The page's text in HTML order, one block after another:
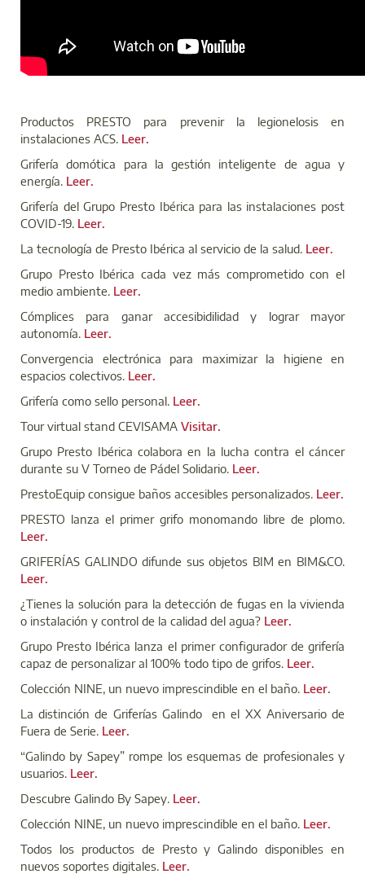
Productos PRESTO para prevenir la legionelosis en
instalaciones ACS. Leer.
Grifería domótica para la gestión inteligente de agua y
energía. Leer.
Grifería del Grupo Presto Ibérica para las instalaciones post
COVID-19. Leer.
La tecnología de Presto Ibérica al servicio de la salud. Leer.
Grupo Presto Ibérica cada vez más comprometido con el
medio ambiente. Leer.
Cómplices para ganar accesibidilidad y lograr mayor
autonomía. Leer.
Convergencia electrónica para maximizar la higiene en
espacios colectivos. Leer.
Grifería como sello personal. Leer.
Tour virtual stand CEVISAMA Visitar.
Grupo Presto Ibérica colabora en la lucha contra el cáncer
durante su V Torneo de Pádel Solidario. Leer.
PrestoEquip consigue baños accesibles personalizados. Leer.
PRESTO lanza el primer grifo monomando libre de plomo.
Leer.
GRIFERÍAS GALINDO difunde sus objetos BIM en BIM&CO.
Leer.
¿Tienes la solución para la detección de fugas en la vivienda
o instalación y control de la calidad del agua? Leer.
Grupo Presto Ibérica lanza el primer configurador de grifería
capaz de personalizar al 100% todo tipo de grifos. Leer.
Colección NINE, un nuevo imprescindible en el baño. Leer.
La distinción de Griferías Galindo en el XX Aniversario de
Fuera de Serie. Leer.
“Galindo by Sapey” rompe los esquemas de profesionales y
usuarios. Leer.
Descubre Galindo By Sapey. Leer.
Colección NINE, un nuevo imprescindible en el baño. Leer.
Todos los productos de Presto y Galindo disponibles en
nuevos soportes digitales. Leer.